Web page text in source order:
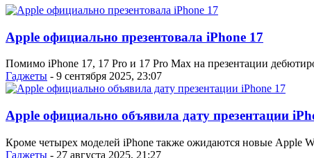
Apple официально презентовала iPhone 17
Помимо iPhone 17, 17 Pro и 17 Pro Max на презентации
Гаджеты - 9 сентября 2025, 23:07
Apple официально объявила дату презентации
Кроме четырех моделей iPhone также ожидаются новые Apple
Гаджеты - 27 августа 2025, 21:27